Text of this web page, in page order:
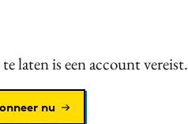
laten is een account vereist.
nu